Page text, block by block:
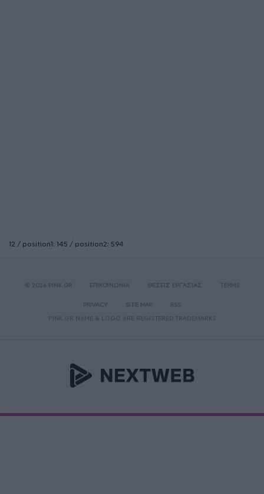
12 / position1: 145 / position2: 594
© 2026 PINK.GR ΕΠΙΚΟΙΝΩΝΙΑ ΘΕΣΕΙΣ ΕΡΓΑΣΙΑΣ TERMS
PRIVACY SITE MAP
RSS
PINK.GR NAME & LOGO ARE REGISTERED TRADEMARKS